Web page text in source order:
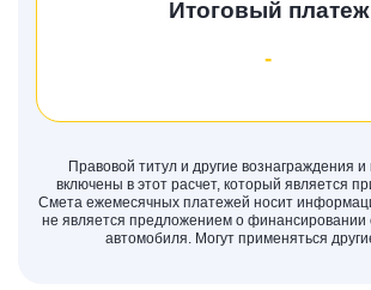
Итоговый платеж
-
Правовой титул и другие вознаграждения
включены в этот расчет, который является
Смета ежемесячных платежей носит
не является предложением о финансировании
автомобиля. Могут применяться